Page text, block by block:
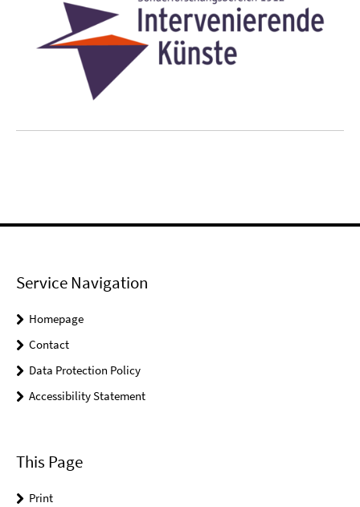
Service Navigation
Homepage
Contact
Data Protection Policy
Accessibility Statement
This Page
Print